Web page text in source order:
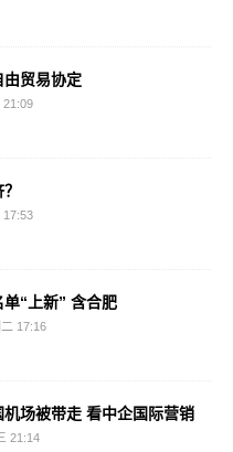
由贸易协定
21:09
17:53
“上新” 含合肥
17:16
场被带走 看中企国际营销
21:14